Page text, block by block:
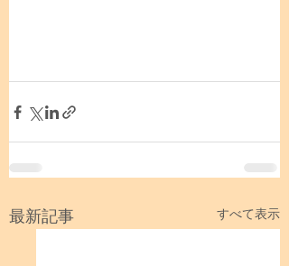
最新記事 すべて表示